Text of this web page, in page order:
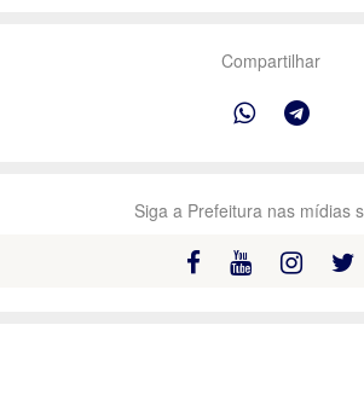
Compartilhar
Siga a Prefeitura nas mídias